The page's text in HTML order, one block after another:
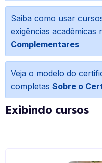
Saiba como usar
exigências acadêmicas
Complementares
Veja o modelo do
completas Sobre o
Exibindo cursos